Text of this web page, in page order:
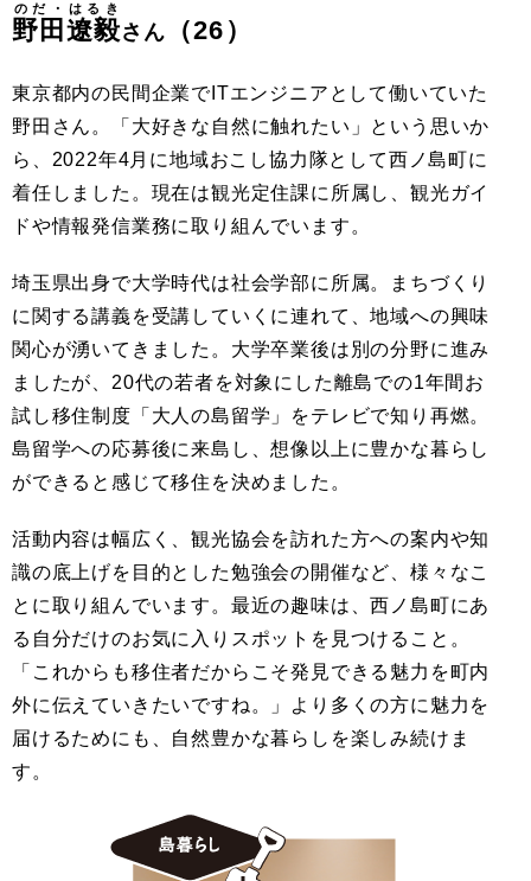
野田遼毅
のだ・はるき
さん （26）
東京都内の民間企業でITエンジニアとして働いていた
野田さん。「大好きな自然に触れたい」という思いか
ら、2022年4月に地域おこし協力隊として西ノ島町に
着任しました。現在は観光定住課に所属し、観光ガイ
ドや情報発信業務に取り組んでいます。
埼玉県出身で大学時代は社会学部に所属。まちづくり
に関する講義を受講していくに連れて、地域への興味
関心が湧いてきました。大学卒業後は別の分野に進み
ましたが、20代の若者を対象にした離島での1年間お
試し移住制度「大人の島留学」をテレビで知り再燃。
島留学への応募後に来島し、想像以上に豊かな暮らし
ができると感じて移住を決めました。
活動内容は幅広く、観光協会を訪れた方への案内や知
識の底上げを目的とした勉強会の開催など、様々なこ
とに取り組んでいます。最近の趣味は、西ノ島町にあ
る自分だけのお気に入りスポットを見つけること。
「これからも移住者だからこそ発見できる魅力を町内
外に伝えていきたいですね。」より多くの方に魅力を
届けるためにも、自然豊かな暮らしを楽しみ続けま
す。